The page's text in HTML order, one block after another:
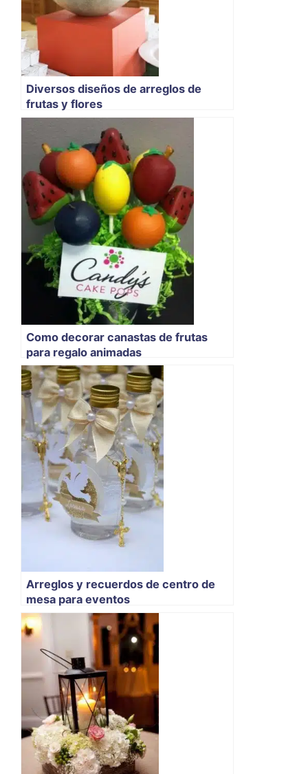
Diversos diseños de arreglos de
frutas y flores
Como decorar canastas de frutas
para regalo animadas
Arreglos y recuerdos de centro de
mesa para eventos